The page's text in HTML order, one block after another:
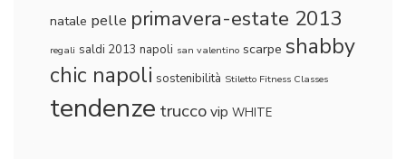
natale pelle primavera-estate 2013
regali saldi 2013 napoli san valentino scarpe shabby
chic napoli sostenibilità Stiletto Fitness Classes
tendenze truccovip WHITE